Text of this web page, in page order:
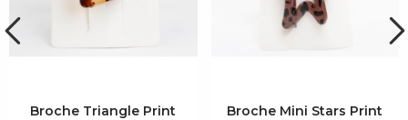
Broche Triangle Print Broche Mini Stars Print